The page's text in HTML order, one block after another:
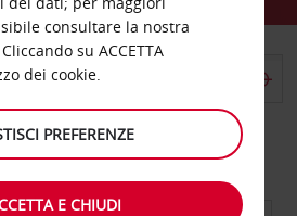
riconsegna diversa
AL GIORNO
consultare la nostra
su ACCETTA
dei cookie.
PREFERENZE
E CHIUDI